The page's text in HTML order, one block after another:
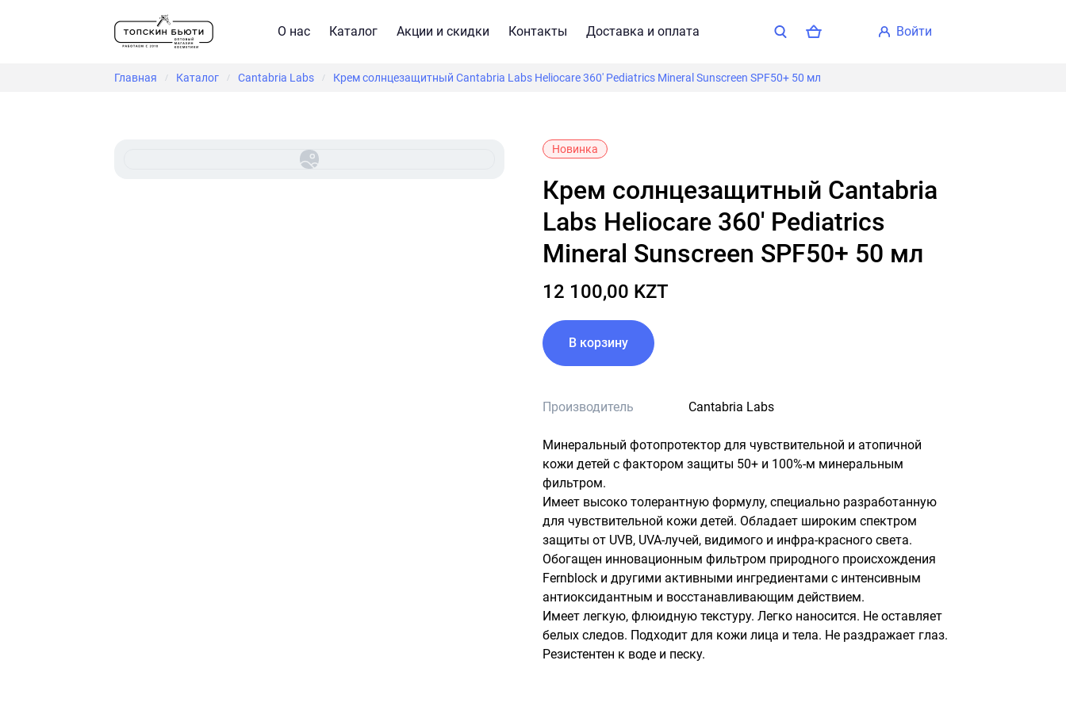
О нас Каталог Акции и скидки Контакты Доставка и оплата войти
Главная / Каталог / Cantabria Labs / Крем солнцезащитный Cantabria Labs Heliocare 360' Pediatrics Mineral Sunscreen SPF50+ 50 мл
Новинка
Крем солнцезащитный Cantabria
Labs Heliocare 360' Pediatrics
Mineral Sunscreen SPF50+ 50 мл
12 100,00 KZT
В корзину
Производитель Cantabria Labs
Минеральный фотопротектор для чувствительной и атопичной
кожи детей с фактором защиты 50+ и 100%-м минеральным
фильтром.
Имеет высоко толерантную формулу, специально разработанную
для чувствительной кожи детей. Обладает широким спектром
защиты от UVB, UVA-лучей, видимого и инфра-красного света.
Обогащен инновационным фильтром природного происхождения
Fernblock и другими активными ингредиентами с интенсивным
антиоксидантным и восстанавливающим действием.
Имеет легкую, флюидную текстуру. Легко наносится. Не оставляет
белых следов. Подходит для кожи лица и тела. Не раздражает глаз.
Резистентен к воде и песку.